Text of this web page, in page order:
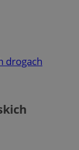
drogach